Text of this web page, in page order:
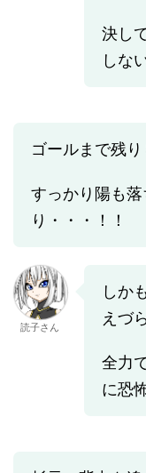
決し
しな
ゴールまで残り
すっかり陽も
り・・・！！
読子さん
しか
えづ
全力
に恐